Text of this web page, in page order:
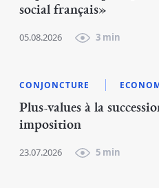
social français»
05.08.2026 3 min
CONJONCTURE
Plus-values à la
imposition
23.07.2026 5 min